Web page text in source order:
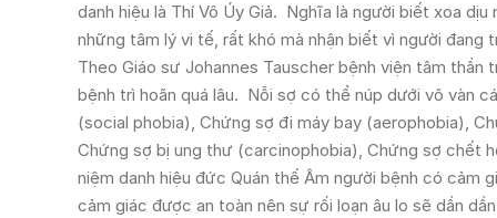
danh hiệu là Thí Vô Úy Giả. Nghĩa là người biết xoa
những tâm lý vi tế, rất khó mà nhận biết vì người đang
Theo Giáo sư Johannes Tauscher bệnh viện tâm
bệnh trì hoãn quá lâu. Nỗi sợ có thể núp dưới vô vàn
(social phobia), Chứng sợ đi máy bay (aerophobia),
Chứng sợ bị ung thư (carcinophobia), Chứng sợ chết
niệm danh hiệu đức Quán thế Âm người bệnh có cảm
cảm giác được an toàn nên sự rối loạn âu lo sẽ dần